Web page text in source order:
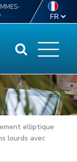
elliptique
lourds avec